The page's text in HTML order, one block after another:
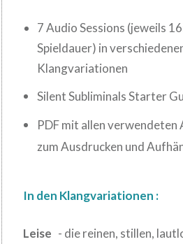
7 Audio Sessions (jeweils
Spieldauer) in
Klangvariationen
Silent Subliminals Starter
PDF mit allen
zum Ausdrucken und
In den Klangvariationen :
Leise - die reinen, stillen,